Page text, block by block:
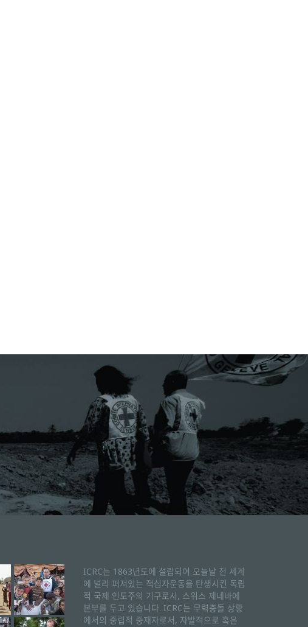
ICRC는 1863년도에 설립되어 오늘날 전 세계
에 널리 퍼져있는 적십자운동을 탄생시킨 독립
적 국제 인도주의 기구로서, 스위스 제네바에
본부를 두고 있습니다. ICRC는 무력충돌 상황
에서의 중립적 중재자로서, 자발적으로 혹은